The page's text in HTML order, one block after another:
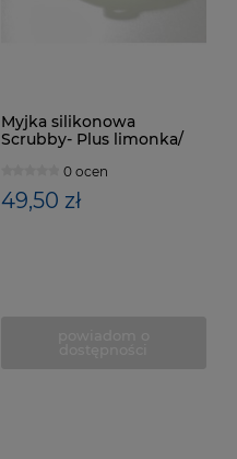
Myjka silikonowa
Scrubby- Plus limonka/
0 ocen
49,50 zł